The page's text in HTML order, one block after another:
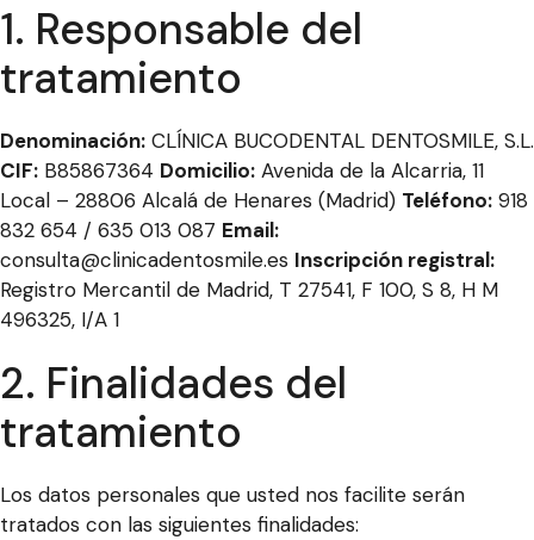
1. Responsable del
tratamiento
Denominación: CLÍNICA BUCODENTAL DENTOSMILE, S.L.
CIF: B85867364 Domicilio: Avenida de la Alcarria, 11
Local – 28806 Alcalá de Henares (Madrid) Teléfono: 918
832 654 / 635 013 087 Email:
consulta@clinicadentosmile.es Inscripción registral:
Registro Mercantil de Madrid, T 27541, F 100, S 8, H M
496325, I/A 1
2. Finalidades del
tratamiento
Los datos personales que usted nos facilite serán
tratados con las siguientes finalidades: